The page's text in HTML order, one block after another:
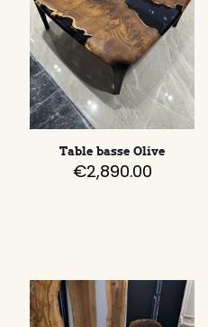
Table basse Olive
€2,890.00